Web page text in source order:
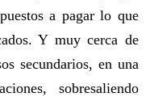
a pagar lo que
Y muy cerca de
secundarios, en una
sobresaliendo